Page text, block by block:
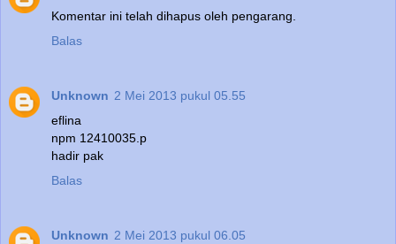
Komentar ini telah dihapus oleh pengarang.
Balas
Unknown 2 Mei 2013 pukul 05.55
eflina
npm 12410035.p
hadir pak
Balas
Unknown 2 Mei 2013 pukul 06.05